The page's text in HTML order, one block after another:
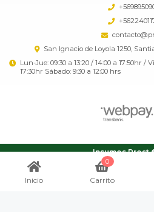
San Ignacio de Loyola 1250,
Lun-Jue: 09:30 a 13:20 / 14:00 a 17:50hr /
17:30hr Sábado: 9:30 a 12:00 hrs
Insumos Prost
¿Te gusta mi tienda? Yo
Inicio
0
Carrito